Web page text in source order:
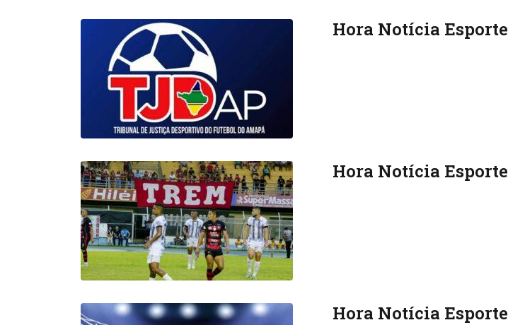
Hora Notícia Esporte
Hora Notícia Esporte
Hora Notícia Esporte